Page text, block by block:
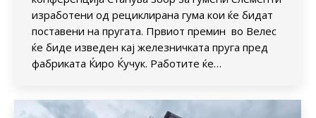
изработени од рециклирана гума кои ќе бидат
поставени на пругата. Првиот премин во Велес
ќе биде изведен кај железничката пруга пред
фабриката Ќиро Ќучук. Работите ќе…